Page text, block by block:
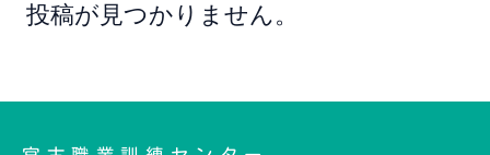
投稿が見つかりません。